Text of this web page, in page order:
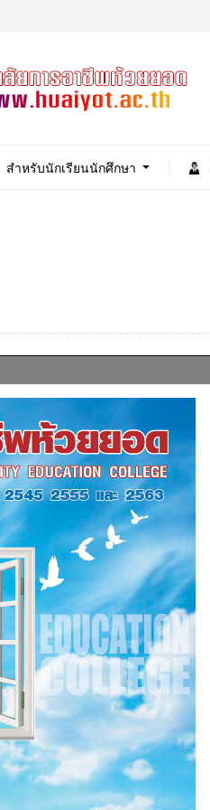
สำหรับนักเรียนนักศึกษา